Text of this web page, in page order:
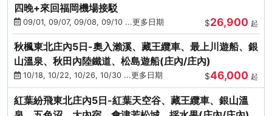
四晚+來回福岡機場接駁
09/01, 09/07, 09/08, 09/10 ...更多日期 $26,900 起
秋楓東北庄內5日-奧入瀨溪、藏王纜車、最上川遊船、銀
山溫泉、秋田內陸鐵道、松島遊船(庄內/庄內)
10/18, 10/22, 10/26, 10/30 ...更多日期 $46,000 起
紅葉紛飛東北庄內5日-紅葉天空谷、藏王纜車、銀山溫